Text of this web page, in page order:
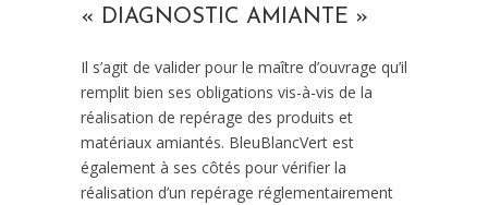
« DIAGNOSTIC AMIANTE »
Il s’agit de valider pour le maître d’ouvrage qu’il
remplit bien ses obligations vis-à-vis de la
réalisation de repérage des produits et
matériaux amiantés. BleuBlancVert est
également à ses côtés pour vérifier la
réalisation d’un repérage réglementairement